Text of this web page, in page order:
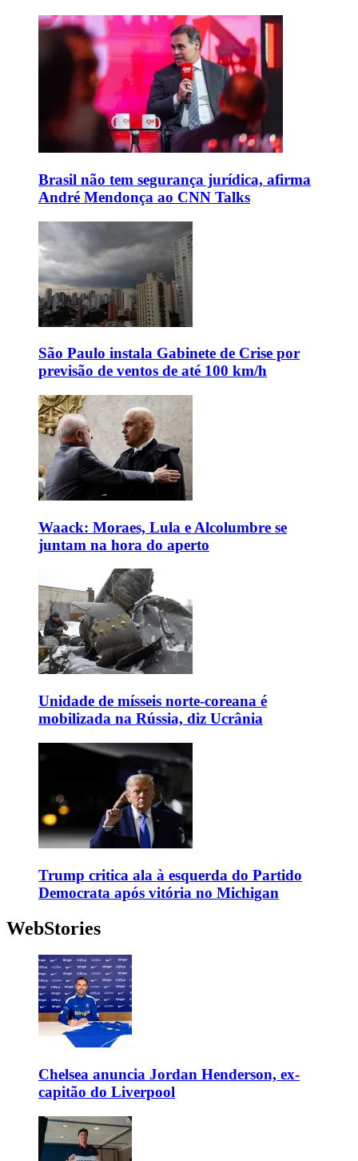
Brasil não tem segurança jurídica, afirma
André Mendonça ao CNN Talks
São Paulo instala Gabinete de Crise por
previsão de ventos de até 100 km/h
Waack: Moraes, Lula e Alcolumbre se
juntam na hora do aperto
Unidade de mísseis norte-coreana é
mobilizada na Rússia, diz Ucrânia
Trump critica ala à esquerda do Partido
Democrata após vitória no Michigan
WebStories
Chelsea anuncia Jordan Henderson, ex-
capitão do Liverpool